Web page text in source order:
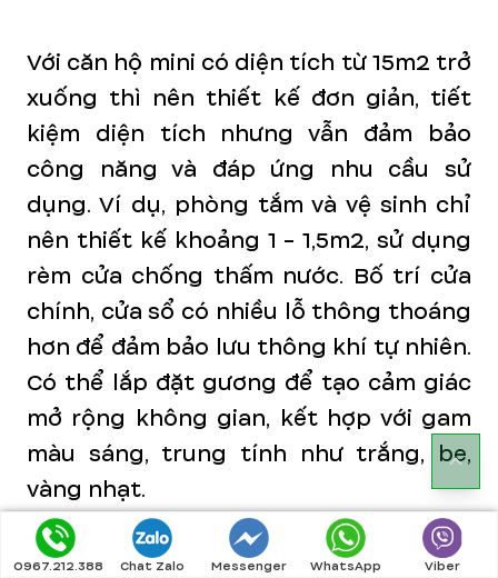
Với căn hộ mini có diện tích từ 15m2 trở
xuống thì nên thiết kế đơn giản, tiết
kiệm diện tích nhưng vẫn đảm bảo
công năng và đáp ứng nhu cầu sử
dụng. Ví dụ, phòng tắm và vệ sinh chỉ
nên thiết kế khoảng 1 - 1,5m2, sử dụng
rèm cửa chống thấm nước. Bố trí cửa
chính, cửa sổ có nhiều lỗ thông thoáng
hơn để đảm bảo lưu thông khí tự nhiên.
Có thể lắp đặt gương để tạo cảm giác
mở rộng không gian, kết hợp với gam
màu sáng, trung tính như trắng, be,
vàng nhạt.
0967.212.388 Chat Zalo Messenger WhatsApp Viber